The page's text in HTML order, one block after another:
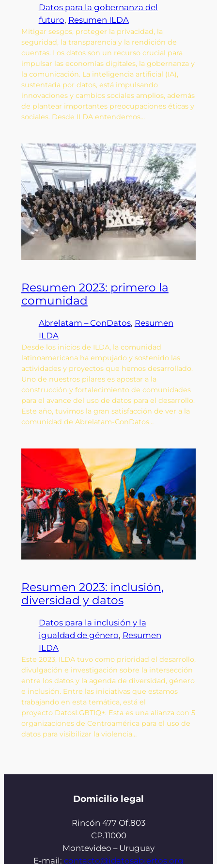
Datos para la gobernanza del
futuro, Resumen ILDA
Mitigar sesgos, proteger la privacidad, la
seguridad, la transparencia y la rendición de
cuentas. Los datos son un recurso crucial para
impulsar las economías digitales, la gobernanza y
la comunicación. La inteligencia artificial (IA),
sustentada por datos, está impulsando
innovaciones y cambios sociales amplios, además
de plantear importantes preocupaciones éticas y
sociales. Desde ILDA entendemos…
Resumen 2023: primero la
comunidad
Abrelatam – ConDatos, Resumen
ILDA
Desde los inicios de ILDA, la comunidad
latinoamericana ha empujado y sostenido las
actividades y proyectos que hemos desarrollado.
Uno de nuestros pilares es apostar a la
construcción y fortalecimiento de comunidades
para el avance del uso de datos para el desarrollo.
Este año, tuvimos la gran satisfacción de ver a la
comunidad de Abrelatam-ConDatos…
Resumen 2023: inclusión,
diversidad y datos
Datos para la inclusión y la
igualdad de género, Resumen
ILDA
Este 2023, ILDA tuvo como prioridad el desarrollo,
divulgación e investigación sobre la intersección
entre los datos y la agenda de diversidad, género
e inclusión. Entre las iniciativas que estamos
trabajando en esta temática, está el
proyecto DatosLGBTIQ+. Esta es una alianza con 5
organizaciones de Centroamérica para el uso de
datos para visibilizar la violencia…
Domicilio legal
Rincón 477 Of.803
CP.11000
Montevideo – Uruguay
E-mail: contacto@idatosabiertos.org